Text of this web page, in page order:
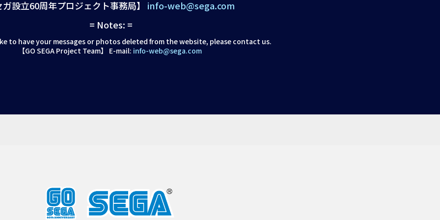
ガ設立60周年プロジェクト事務局】
info-web@sega.com
= Notes: =
to have your messages or photos deleted from the website, please contact us.
【GO SEGA Project Team】 E-mail: info-web@sega.com